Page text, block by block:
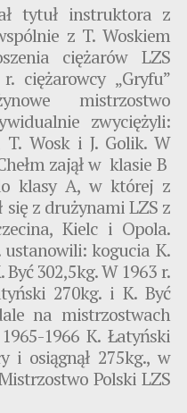
tytuł instruktora z
z T. Woskiem
ciężarów LZS
ciężarowcy „Gryfu”
mistrzostwo
zwyciężyli:
T. Wosk i J. Golik. W
zajął w klasie B
klasy A, w której z
się z drużynami LZS z
Kielc i Opola.
kogucia K.
302,5kg. W 1963 r.
270kg. i K. Być
na mistrzostwach
1966 K. Łatyński
i osiągnął 275kg., w
Polski LZS